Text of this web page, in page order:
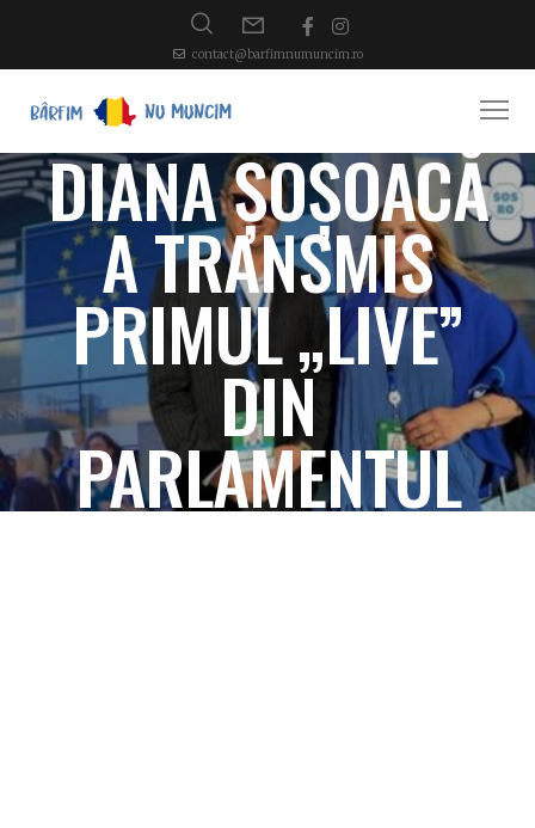
contact@barfimnumuncim.ro
DIANA ȘOȘOACĂ
A TRANSMIS
PRIMUL „LIVE”
DIN
PARLAMENTUL
EUROPEAN.